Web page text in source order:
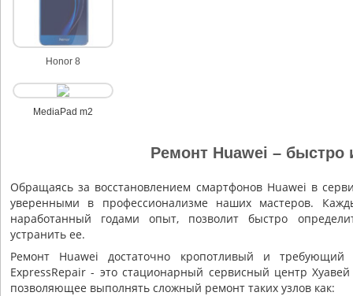
Honor 8
MediaPad m2
Ремонт Huawei – быстро
Обращаясь за восстановлением смартфонов Huawei в
уверенными в профессионализме наших мастеров.
наработанный годами опыт, позволит быстро
устранить ее.
Ремонт Huawei достаточно кропотливый и требующий
ExpressRepair - это стационарный сервисный центр
позволяющее выполнять сложный ремонт таких узлов как: